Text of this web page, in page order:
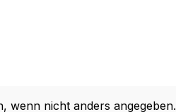
wenn nicht anders angegeben.